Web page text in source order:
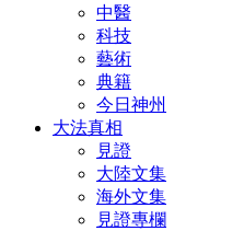
中醫
科技
藝術
典籍
今日神州
大法真相
見證
大陸文集
海外文集
見證專欄